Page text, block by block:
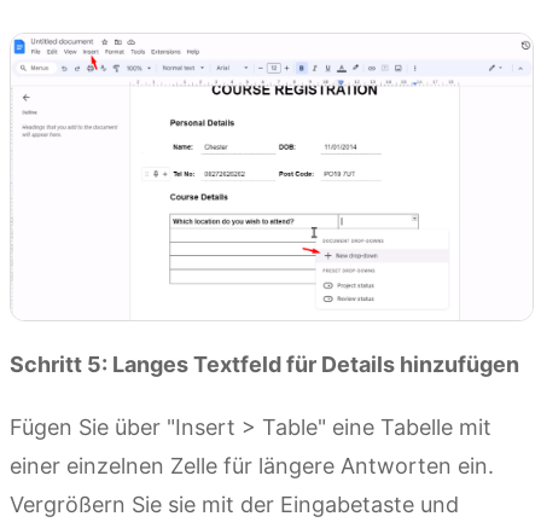
Schritt 5: Langes Textfeld für Details hinzufügen
Fügen Sie über "Insert > Table" eine Tabelle mit
einer einzelnen Zelle für längere Antworten ein.
Vergrößern Sie sie mit der Eingabetaste und